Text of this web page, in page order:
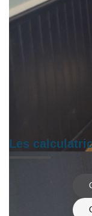
Les